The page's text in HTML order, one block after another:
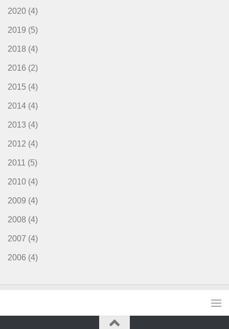
2020 (4)
2019 (5)
2018 (4)
2016 (2)
2015 (4)
2014 (4)
2013 (4)
2012 (4)
2011 (5)
2010 (4)
2009 (4)
2008 (4)
2007 (4)
2006 (4)